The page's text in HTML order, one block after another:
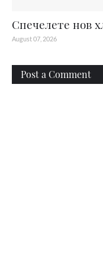
Спечелете нов
August 07, 2026
Post a Comment